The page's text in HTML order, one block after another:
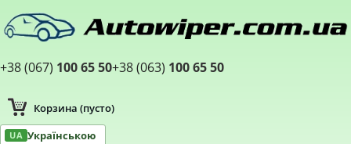
+38 (067) 100 65 50+38 (063) 100 65 50
Корзина (пусто)
UA Українською